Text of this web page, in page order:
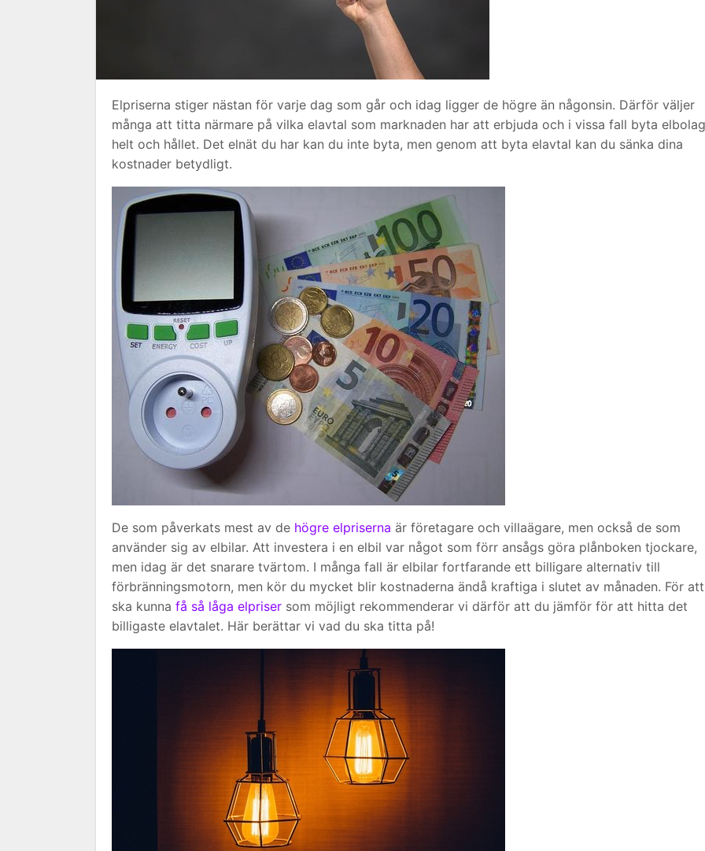
Elpriserna stiger nästan för varje dag som går och idag ligger de högre än någonsin. Därför väljer
många att titta närmare på vilka elavtal som marknaden har att erbjuda och i vissa fall byta elbolag
helt och hållet. Det elnät du har kan du inte byta, men genom att byta elavtal kan du sänka dina
kostnader betydligt.
De som påverkats mest av de högre elpriserna är företagare och villaägare, men också de som
använder sig av elbilar. Att investera i en elbil var något som förr ansågs göra plånboken tjockare,
men idag är det snarare tvärtom. I många fall är elbilar fortfarande ett billigare alternativ till
förbränningsmotorn, men kör du mycket blir kostnaderna ändå kraftiga i slutet av månaden. För
ska kunna få så låga elpriser som möjligt rekommenderar vi därför att du jämför för att hitta det
billigaste elavtalet. Här berättar vi vad du ska titta på!